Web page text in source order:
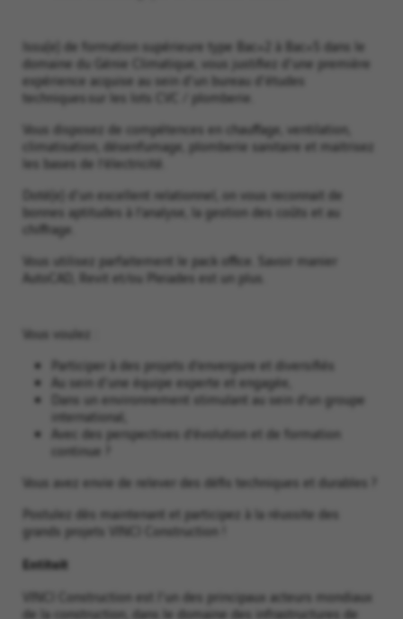
Issu(e) de formation supérieure type Bac+2 à Bac+5 dans le
domaine du Génie Climatique, vous justifiez d'une première
expérience acquise au sein d'un bureau d'études
techniques sur les lots CVC / plomberie.
Vous disposez de compétences en chauffage, ventilation,
climatisation, désenfumage, plomberie sanitaire et maitrisez
les bases de l’électricité.
Doté(e) d'un excellent relationnel, on vous reconnait de
bonnes aptitudes à l’analyse, la gestion des coûts et au
chiffrage.
Vous utilisez parfaitement le pack office. Savoir manier
AutoCAD, Revit et/ou Pleiades est un plus.
Vous voulez :
Participer à des projets d’envergure et diversifiés
Au sein d'une équipe experte et engagée,
Dans un environnement stimulant au sein d’un groupe
international,
Avec des perspectives d’évolution et de formation
continue ?
Vous avez envie de relever des défis techniques et durables ?
Postulez dès maintenant et participez à la réussite des
grands projets VINCI Construction !
Entiteit
VINCI Construction est l'un des principaux acteurs mondiaux
de la construction, dans le domaine des infrastructures de